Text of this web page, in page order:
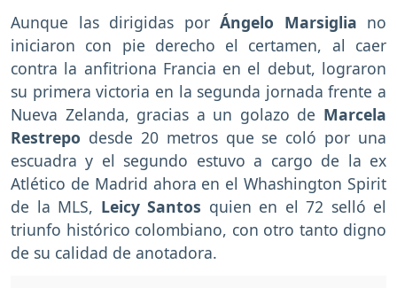
Aunque las dirigidas por Ángelo Marsiglia no
iniciaron con pie derecho el certamen, al caer
contra la anfitriona Francia en el debut, lograron
su primera victoria en la segunda jornada frente a
Nueva Zelanda, gracias a un golazo de Marcela
Restrepo desde 20 metros que se coló por una
escuadra y el segundo estuvo a cargo de la ex
Atlético de Madrid ahora en el Whashington Spirit
de la MLS, Leicy Santos quien en el 72 selló el
triunfo histórico colombiano, con otro tanto digno
de su calidad de anotadora.